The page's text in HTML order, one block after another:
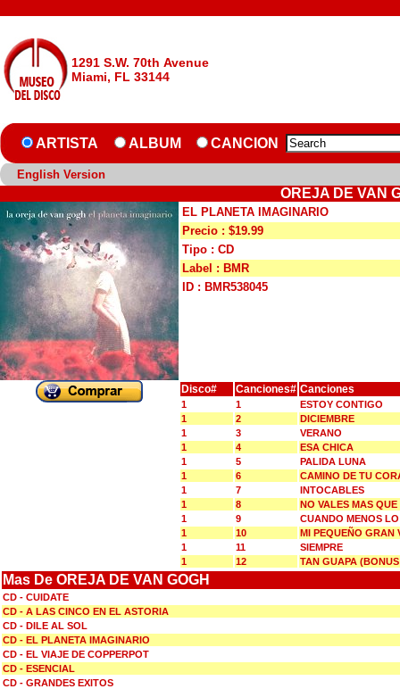
1291 S.W. 70th Avenue
Miami, FL 33144
ARTISTA ALBUM CANCION
English Version
OREJA DE VAN
EL PLANETA IMAGINARIO
Precio : $19.99
Tipo : CD
Label : BMR
ID : BMR538045
Disco# Canciones# Canciones
1 1
ESTOY CONTIGO
1
2
DICIEMBRE
1
3
VERANO
1
4
ESA CHICA
1
5
PALIDA LUNA
1
6
CAMINO DE TU
1
7
INTOCABLES
1
8
NO VALES MAS QUE
1
9
CUANDO MENOS
1
10
MI PEQUEÑO GRAN
1
11
SIEMPRE
1
12 TAN GUAPA
Mas De OREJA DE VAN GOGH
CD - CUIDATE
CD - A LAS CINCO EN EL ASTORIA
CD - DILE AL SOL
CD - EL PLANETA IMAGINARIO
CD - EL VIAJE DE COPPERPOT
CD - ESENCIAL
CD - GRANDES EXITOS